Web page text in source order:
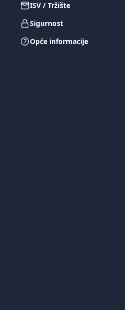
ISV / Tržište
Sigurnost
Opće informacije